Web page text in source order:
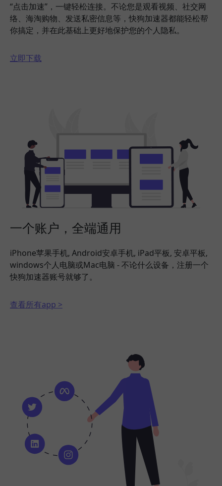
“点击加速”，一键轻松连接。不论您是观看视频、社交网
络、海淘购物、发送私密信息等，快狗加速器都能轻松帮
你搞定，并在此基础上更好地保护您的个人隐私。
立即下载
一个账户，全端通用
iPhone苹果手机, Android安卓手机, iPad平板, 安卓平板,
windows个人电脑或Mac电脑 - 不论什么设备，注册一个
快狗加速器账号就够了。
查看所有app >